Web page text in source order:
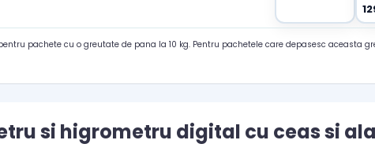
pachete cu o greutate de pana la 10 kg. Pentru pachetele care depasesc aceasta
si higrometru digital cu ceas si